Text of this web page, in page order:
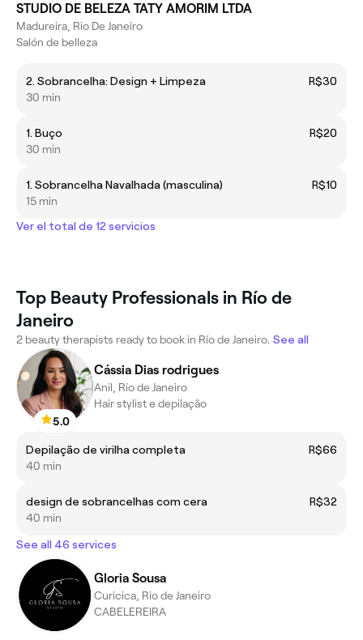
STUDIO DE BELEZA TATY AMORIM LTDA
Madureira, Rio De Janeiro
Salón de belleza
2. Sobrancelha: Design + Limpeza
R$30
30 min
1. Buço
R$20
30 min
1. Sobrancelha Navalhada (masculina)
R$10
15 min
Ver el total de 12 servicios
Top Beauty Professionals in Río de
Janeiro
2 beauty therapists ready to book in Río de Janeiro. See all
5.0
Cássia Dias rodrigues
Anil, Rio de Janeiro
Hair stylist e depilação
Depilação de virilha completa
R$66
40 min
design de sobrancelhas com cera
R$32
40 min
See all 46 services
Gloria Sousa
Curicica, Rio de Janeiro
CABELEREIRA